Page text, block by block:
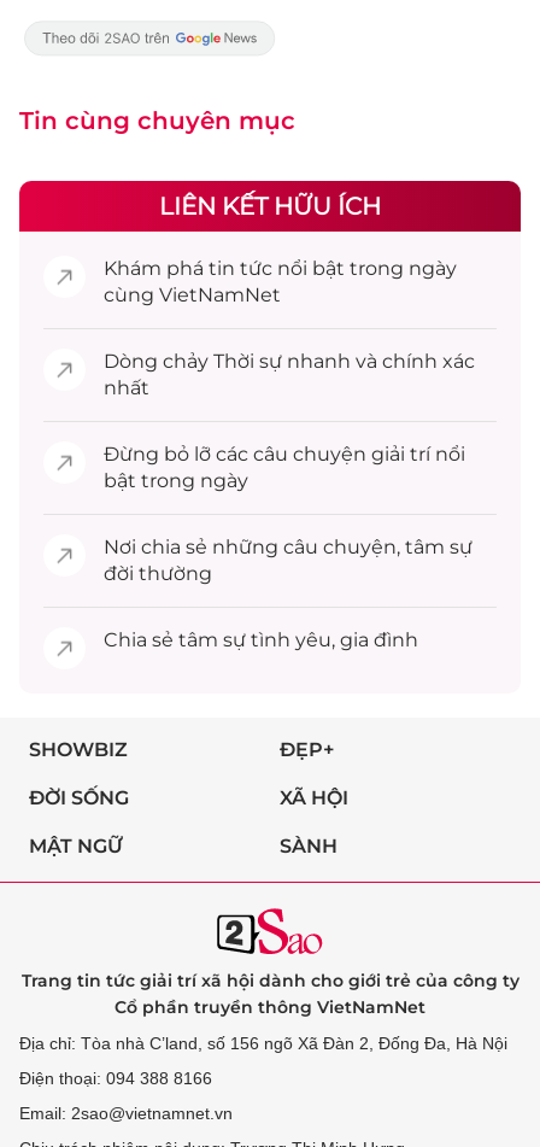
Tin cùng chuyên mục
LIÊN KẾT HỮU ÍCH
Khám phá tin tức nổi bật trong ngày
cùng VietNamNet
Dòng chảy Thời sự nhanh và chính xác
nhất
Đừng bỏ lỡ các câu chuyện giải trínổi
bật trong ngày
Nơi chia sẻ những câu chuyện, tâm sự
đời thường
Chia sẻ tâm sự tình yêu, gia đình
SHOWBIZ ĐẸP+
ĐỜI SỐNG XÃ HỘI
MẬT NGỮ SÀNH
Trang tin tức giải trí xã hội dành cho giới trẻ của công ty
Cổ phần truyền thông VietNamNet
Địa chỉ: Tòa nhà C’land, số 156 ngõ Xã Đàn 2, Đống Đa, Hà Nội
Điện thoại: 094 388 8166
Email: 2sao@vietnamnet.vn